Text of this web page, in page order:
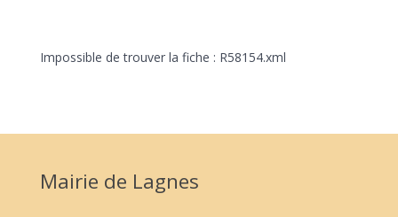
Impossible de trouver la fiche : R58154.xml
Mairie de Lagnes